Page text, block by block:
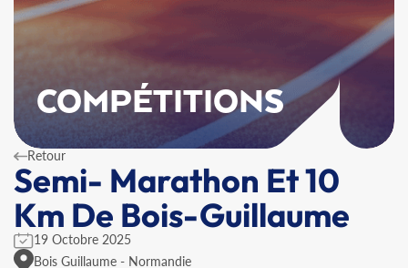
COMPÉTITIONS
Retour
Semi- Marathon Et 10
Km De Bois-Guillaume
19 Octobre 2025
Bois Guillaume - Normandie